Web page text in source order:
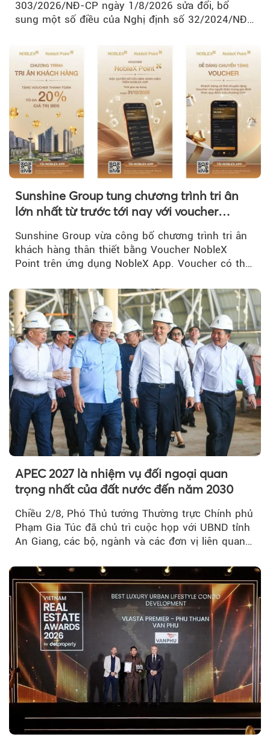
303/2026/NĐ-CP ngày 1/8/2026 sửa đổi, bổ
sung một số điều của Nghị định số 32/2024/NĐ-
Sunshine Group tung chương trình tri ân
lớn nhất từ trước tới nay với voucher
Sunshine Group vừa công bố chương trình tri ân
khách hàng thân thiết bằng Voucher NobleX
Point trên ứng dụng NobleX App. Voucher có thể
APEC 2027 là nhiệm vụ đối ngoại quan
trọng nhất của đất nước đến năm 2030
Chiều 2/8, Phó Thủ tướng Thường trực Chính phủ
Phạm Gia Túc đã chủ trì cuộc họp với UBND tỉnh
An Giang, các bộ, ngành và các đơn vị liên quan